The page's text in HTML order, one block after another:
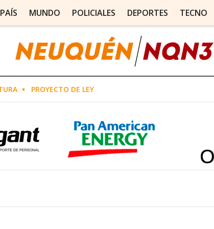
PAÍS MUNDO POLICIALES DEPORTES TECNO
PROYECTO DE LEY